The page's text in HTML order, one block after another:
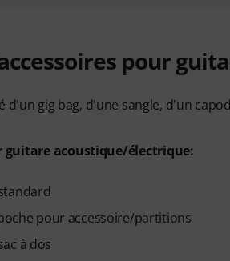
pour
d'un gig bag, d'une sangle, d'un
guitare acoustique/électrique:
pour accessoire/partitions
à dos